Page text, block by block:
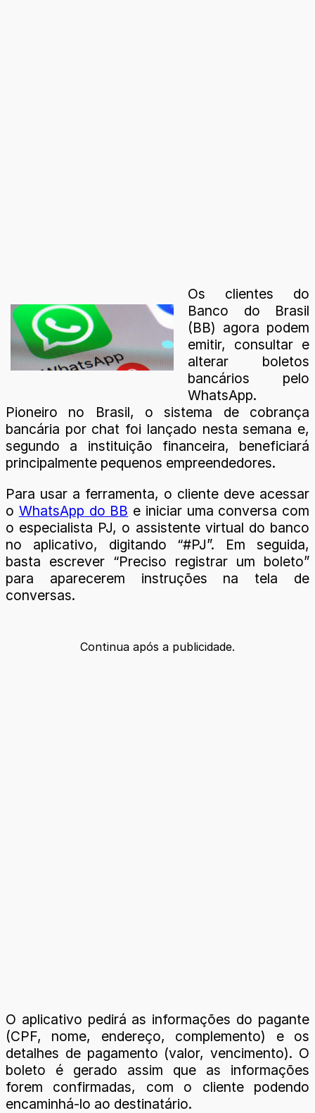
Os clientes do
Banco do Brasil
(BB) agora podem
emitir, consultar e
alterar boletos
bancários pelo
WhatsApp.
Pioneiro no Brasil, o sistema de cobrança
bancária por chat foi lançado nesta semana e,
segundo a instituição financeira, beneficiará
principalmente pequenos empreendedores.
Para usar a ferramenta, o cliente deve acessar
o WhatsApp do BB e iniciar uma conversa com
o especialista PJ, o assistente virtual do banco
no aplicativo, digitando “#PJ”. Em seguida,
basta escrever “Preciso registrar um boleto”
para aparecerem instruções na tela de
conversas.
Continua após a publicidade.
O aplicativo pedirá as informações do pagante
(CPF, nome, endereço, complemento) e os
detalhes de pagamento (valor, vencimento). O
boleto é gerado assim que as informações
forem confirmadas, com o cliente podendo
encaminhá-lo ao destinatário.